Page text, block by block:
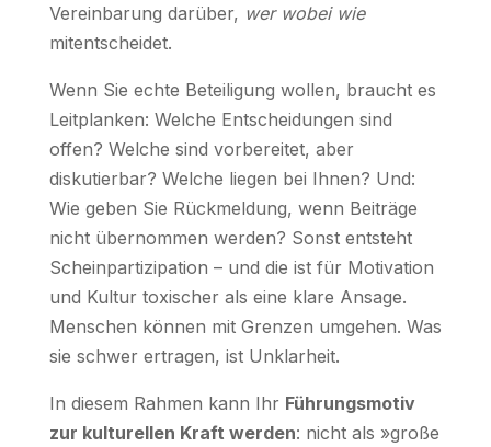
Vereinbarung darüber, wer wobei wie
mitentscheidet.
Wenn Sie echte Beteiligung wollen, braucht es
Leitplanken: Welche Entscheidungen sind
offen? Welche sind vorbereitet, aber
diskutierbar? Welche liegen bei Ihnen? Und:
Wie geben Sie Rückmeldung, wenn Beiträge
nicht übernommen werden? Sonst entsteht
Scheinpartizipation – und die ist für Motivation
und Kultur toxischer als eine klare Ansage.
Menschen können mit Grenzen umgehen. Was
sie schwer ertragen, ist Unklarheit.
In diesem Rahmen kann Ihr Führungsmotiv
zur kulturellen Kraft werden: nicht als »große